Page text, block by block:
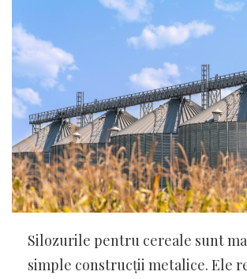
Silozurile pentru cereale sunt
simple construcții metalice. Ele